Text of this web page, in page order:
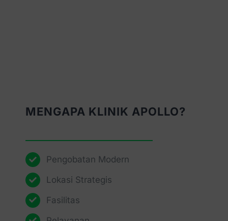
MENGAPA KLINIK APOLLO?
Pengobatan Modern
Lokasi Strategis
Fasilitas